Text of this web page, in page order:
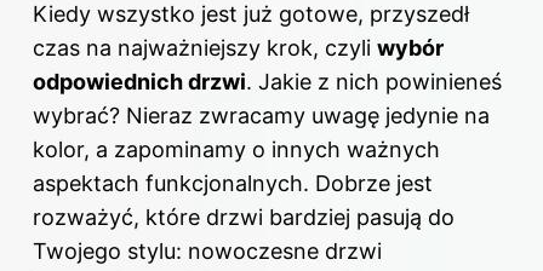
Kiedy wszystko jest już gotowe, przyszedł
czas na najważniejszy krok, czyli wybór
odpowiednich drzwi. Jakie z nich powinieneś
wybrać? Nieraz zwracamy uwagę jedynie na
kolor, a zapominamy o innych ważnych
aspektach funkcjonalnych. Dobrze jest
rozważyć, które drzwi bardziej pasują do
Twojego stylu: nowoczesne drzwi